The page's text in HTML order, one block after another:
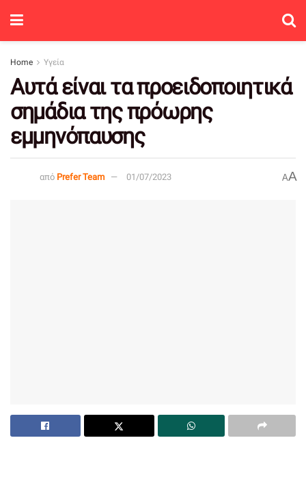
Home Υγεία
Αυτά είναι τα προειδοποιητικά
σημάδια της πρόωρης
εμμηνόπαυσης
από Prefer Team 01/07/2023 AA